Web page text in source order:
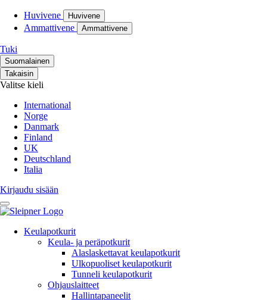
Huvivene Huvivene
Ammattivene Ammattivene
Tuki
Suomalainen
Takaisin
Valitse kieli
International
Norge
Danmark
Finland
UK
Deutschland
Italia
Kirjaudu sisään
Keulapotkurit
Keula- ja peräpotkurit
Alaslaskettavat keulapotkurit
Ulkopuoliset keulapotkurit
Tunneli keulapotkurit
Ohjauslaitteet
Hallintapaneelit